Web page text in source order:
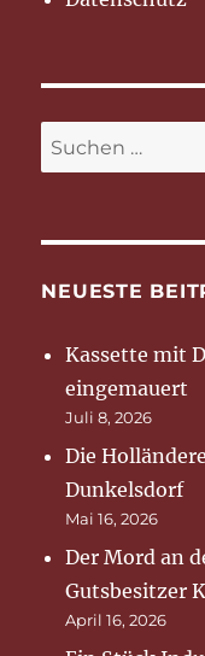
Suchen
nach:
NEUESTE
Kassette mit
eingemauert
Juli 8, 2026
Die
Dunkelsdorf
Mai 16, 2026
Der Mord an
Gutsbesitzer
April 16, 2026